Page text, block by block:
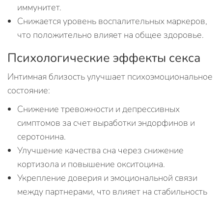
иммунитет.
Снижается уровень воспалительных маркеров,
что положительно влияет на общее здоровье.
Психологические эффекты секса
Интимная близость улучшает психоэмоциональное
состояние:
Снижение тревожности и депрессивных
симптомов за счет выработки эндорфинов и
серотонина.
Улучшение качества сна через снижение
кортизола и повышение окситоцина.
Укрепление доверия и эмоциональной связи
между партнерами, что влияет на стабильность